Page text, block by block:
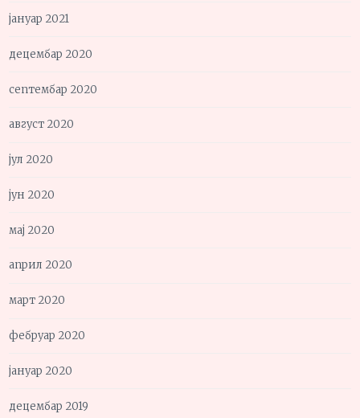
јануар 2021
децембар 2020
септембар 2020
август 2020
јул 2020
јун 2020
мај 2020
април 2020
март 2020
фебруар 2020
јануар 2020
децембар 2019